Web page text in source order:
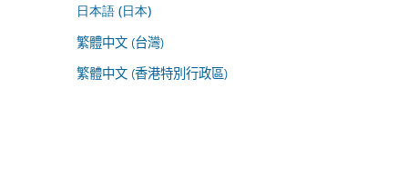
日本語 (日本)
繁體中文 (台灣)
繁體中文 (香港特別行政區)